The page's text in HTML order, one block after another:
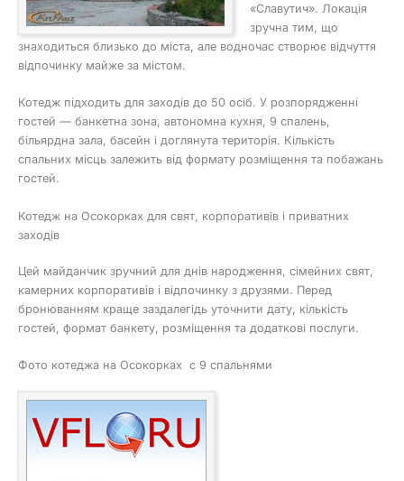
«Славутич». Локація
зручна тим, що
знаходиться близько до міста, але водночас створює відчуття
відпочинку майже за містом.
Котедж підходить для заходів до 50 осіб. У розпорядженні
гостей — банкетна зона, автономна кухня, 9 спалень,
більярдна зала, басейн і доглянута територія. Кількість
спальних місць залежить від формату розміщення та побажань
гостей.
Котедж на Осокорках для свят, корпоративів і приватних
заходів
Цей майданчик зручний для днів народження, сімейних свят,
камерних корпоративів і відпочинку з друзями. Перед
бронюванням краще заздалегідь уточнити дату, кількість
гостей, формат банкету, розміщення та додаткові послуги.
Фото котеджа на Осокорках с 9 спальнями